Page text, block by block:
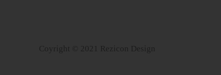
Coyright © 2021 Rezicon Design